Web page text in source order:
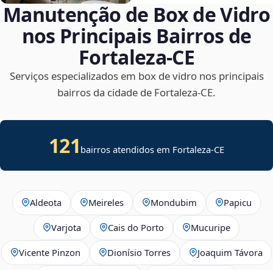
Manutenção de Box de Vidro
nos Principais Bairros de
Fortaleza‑CE
Serviços especializados em box de vidro nos principais
bairros da cidade de Fortaleza‑CE.
121 bairros atendidos em Fortaleza-CE
Aldeota Meireles Mondubim Papicu
Varjota Cais do Porto Mucuripe
Vicente Pinzon Dionísio Torres Joaquim Távora